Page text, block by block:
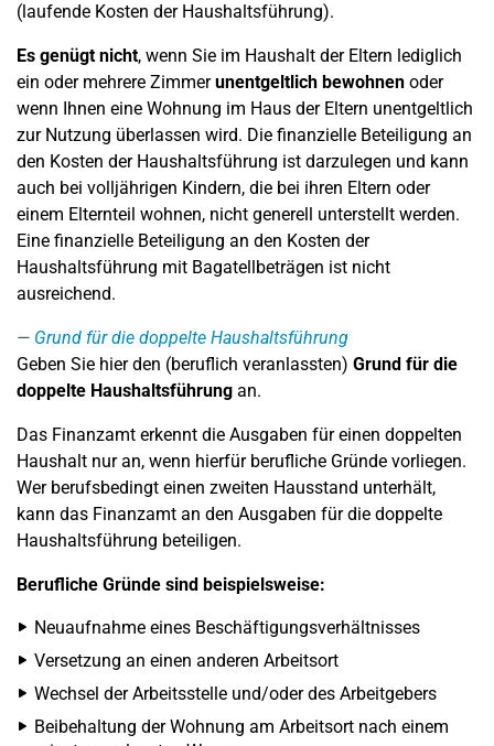
(laufende Kosten der Haushaltsführung).
Es genügt nicht, wenn Sie im Haushalt der Eltern lediglich
ein oder mehrere Zimmerunentgeltlich bewohnen oder
wenn Ihnen eine Wohnung im Haus der Eltern unentgeltlich
zur Nutzung überlassen wird. Die finanzielle Beteiligung an
den Kosten der Haushaltsführung ist darzulegen und kann
auch bei volljährigen Kindern, die bei ihren Eltern oder
einem Elternteil wohnen, nicht generell unterstellt werden.
Eine finanzielle Beteiligung an den Kosten der
Haushaltsführung mit Bagatellbeträgen ist nicht
ausreichend.
Grund für die doppelte Haushaltsführung
Geben Sie hier den (beruflich veranlassten) Grund für die
doppelte Haushaltsführung an.
Das Finanzamt erkennt die Ausgaben für einen doppelten
Haushalt nur an, wenn hierfür berufliche Gründe vorliegen.
Wer berufsbedingt einen zweiten Hausstand unterhält,
kann das Finanzamt an den Ausgaben für die doppelte
Haushaltsführung beteiligen.
Berufliche Gründe sind beispielsweise:
Neuaufnahme eines Beschäftigungsverhältnisses
Versetzung an einen anderen Arbeitsort
Wechsel der Arbeitsstelle und/oder des Arbeitgebers
Beibehaltung der Wohnung am Arbeitsort nach einem